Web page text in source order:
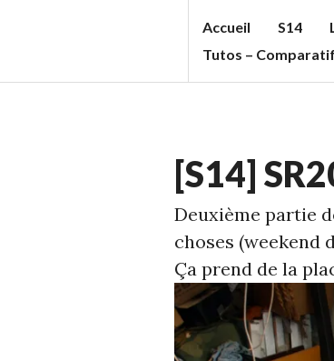
T
F
C
C
'S
B
L
O
G
Accueil S14
Tutos –
S14
[S14]
Deuxième partie
choses (weekend
Ça prend de la